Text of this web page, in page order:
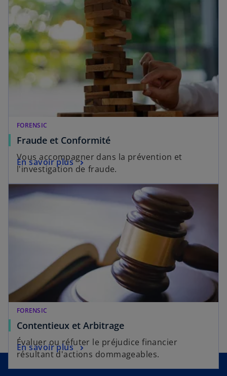
FORENSIC
Fraude et Conformité
Vous accompagner dans la prévention et
l'investigation de fraude.
En savoir plus
FORENSIC
Contentieux et Arbitrage
Évaluer ou réfuter le préjudice financier
résultant d'actions dommageables.
En savoir plus